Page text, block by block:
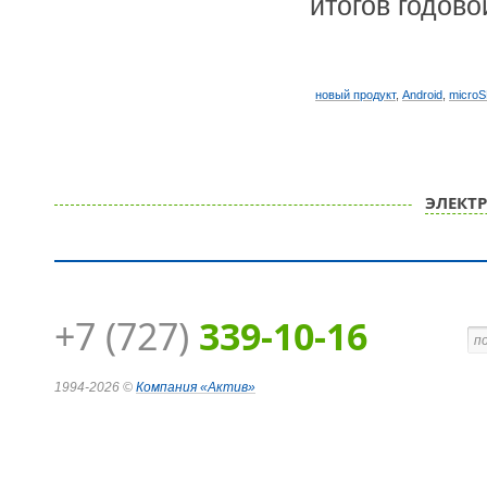
новый продукт, Android
+7 (727) 339-10-16
1994-2026 © Компания «Актив»